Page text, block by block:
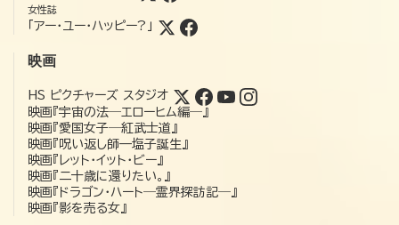
女性誌
「アー・ユー・ハッピー?」
映画
HS ピクチャーズ スタジオ
映画『宇宙の法―エローヒム編―』
映画『愛国女子―紅武士道』
映画『呪い返し師—塩子誕生』
映画『レット・イット・ビー』
映画『二十歳に還りたい。』
映画『ドラゴン・ハート―霊界探訪記―』
映画『影を売る女』